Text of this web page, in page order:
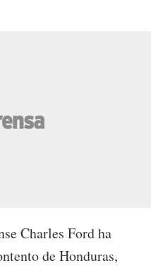
Charles Ford ha
de Honduras,